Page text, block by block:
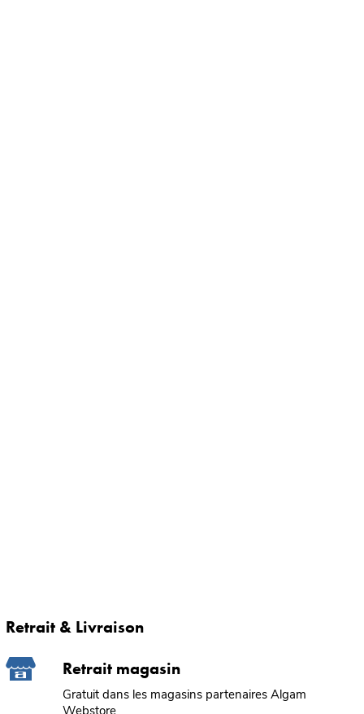
Retrait & Livraison
Retrait magasin
Gratuit dans les magasins partenaires Algam